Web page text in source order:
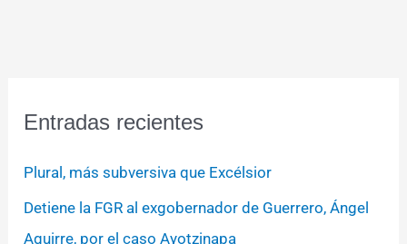
Entradas recientes
Plural, más subversiva que Excélsior
Detiene la FGR al exgobernador de Guerrero, Ángel
Aguirre, por el caso Ayotzinapa